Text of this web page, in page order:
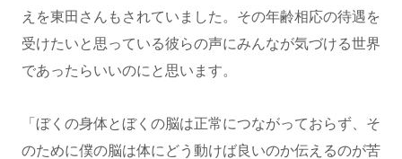
えを東田さんもされていました。その年齢相応の待遇を
受けたいと思っている彼らの声にみんなが気づける世界
であったらいいのにと思います。
「ぼくの身体とぼくの脳は正常につながっておらず、そ
のために僕の脳は体にどう動けば良いのか伝えるのが苦